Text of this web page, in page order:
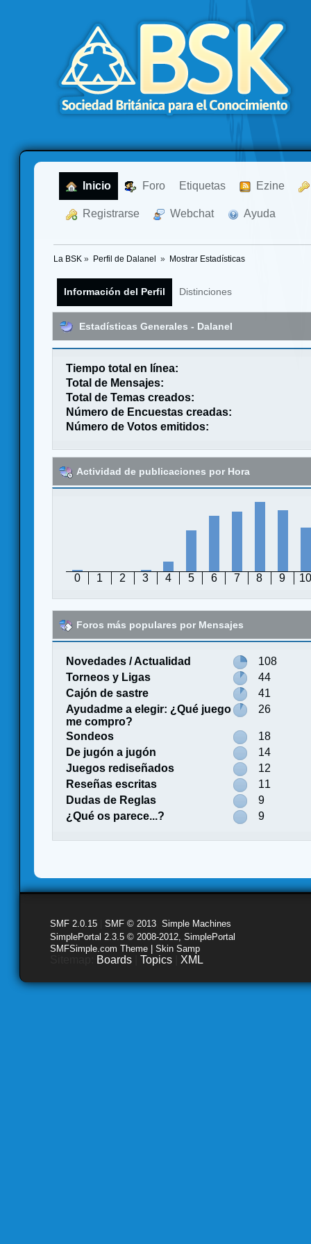
Inicio Foro Etiquetas Ezine
Registrarse Webchat Ayuda
La BSK » Perfil de Dalanel » Mostrar Estadísticas
Información del Perfil Distinciones
Estadísticas Generales - Dalanel
Tiempo total en línea:
Total de Mensajes:
Total de Temas creados:
Número de Encuestas creadas:
Número de Votos emitidos:
Actividad de publicaciones por Hora
0 1 2 3 4 5 6 7 8 9 10
Foros más populares por Mensajes
Novedades / Actualidad
108
Torneos y Ligas
44
Cajón de sastre
41
Ayudadme a elegir: ¿Qué juego
me compro?
26
Sondeos
18
De jugón a jugón
14
Juegos rediseñados
12
Reseñas escritas
11
Dudas de Reglas
9
¿Qué os parece...?
9
SMF 2.0.15 SMF © 2013 Simple Machines
SimplePortal 2.3.5 © 2008-2012, SimplePortal
SMFSimple.com Theme | Skin Samp
Boards Topics XML